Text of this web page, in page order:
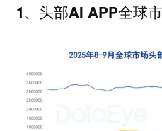
1、头部AI APP全球